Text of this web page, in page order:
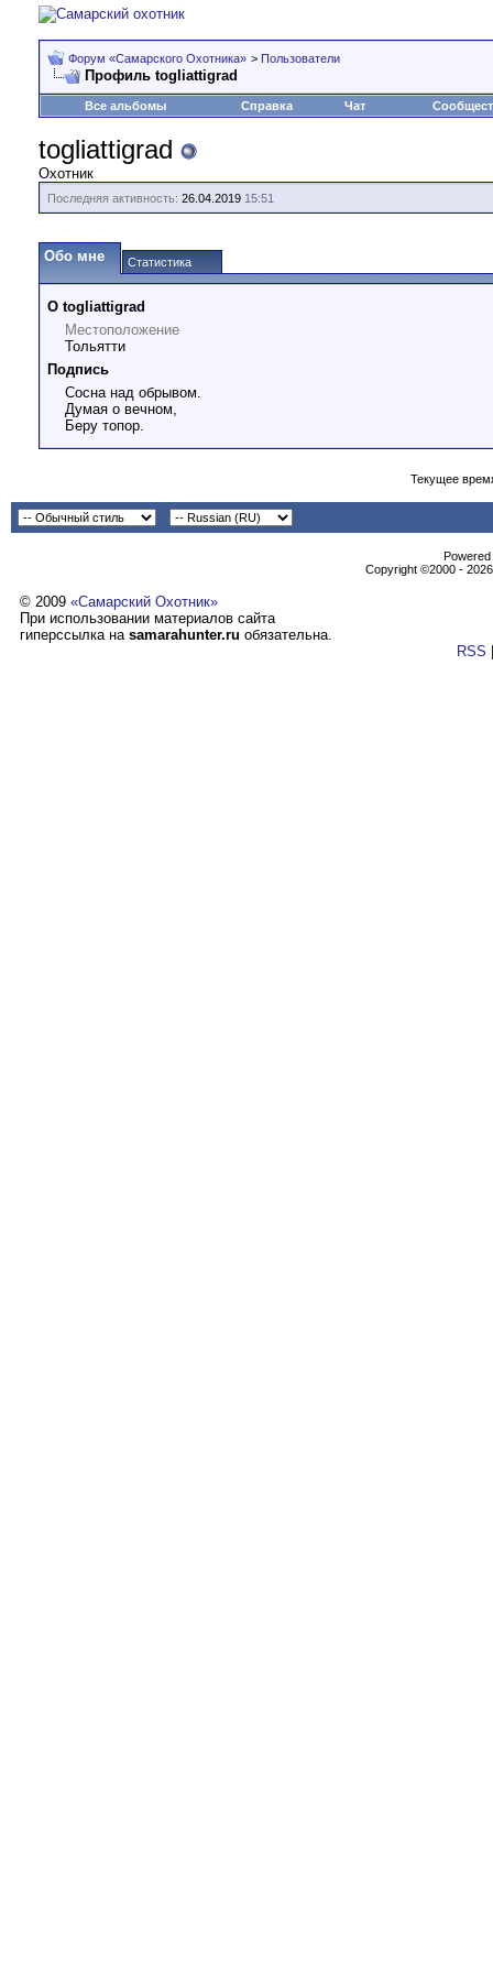
Форум «Самарского Охотника» > Пользователи
Профиль togliattigrad
Все альбомы Справка Чат
togliattigrad
Охотник
Последняя активность: 26.04.2019 15:51
Обо мне Статистика
О togliattigrad
Местоположение
Тольятти
Подпись
Сосна над обрывом.
Думая о вечном,
Беру топор.
Текущее
Copyright ©2000 -
© 2009 «Самарский Охотник»
При использовании материалов сайта
гиперссылка на samarahunter.ru обязательна.
RSS